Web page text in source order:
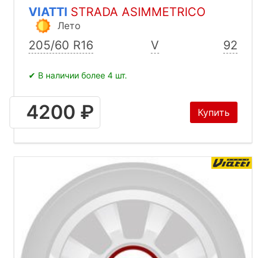
VIATTI STRADA ASIMMETRICO
Лето
205/60 R16 V 92
✔ В наличии более 4 шт.
4200 ₽ Купить